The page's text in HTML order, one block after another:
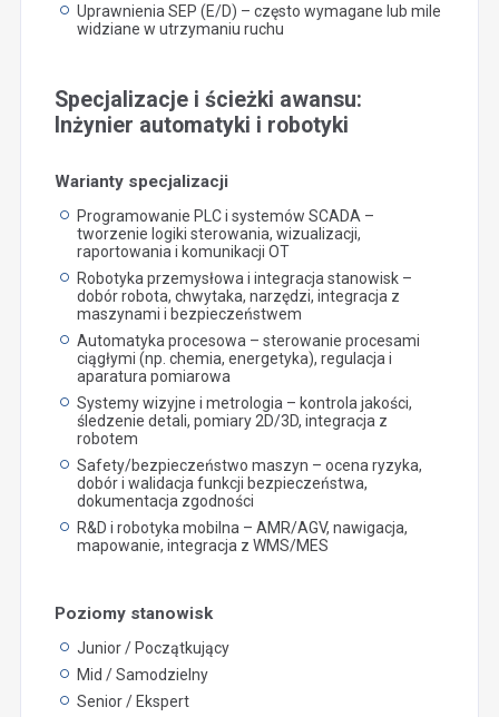
Uprawnienia SEP (E/D) – często wymagane lub mile
widziane w utrzymaniu ruchu
Specjalizacje i ścieżki awansu:
Inżynier automatyki i robotyki
Warianty specjalizacji
Programowanie PLC i systemów SCADA –
tworzenie logiki sterowania, wizualizacji,
raportowania i komunikacji OT
Robotyka przemysłowa i integracja stanowisk –
dobór robota, chwytaka, narzędzi, integracja z
maszynami i bezpieczeństwem
Automatyka procesowa – sterowanie procesami
ciągłymi (np. chemia, energetyka), regulacja i
aparatura pomiarowa
Systemy wizyjne i metrologia – kontrola jakości,
śledzenie detali, pomiary 2D/3D, integracja z
robotem
Safety/bezpieczeństwo maszyn – ocena ryzyka,
dobór i walidacja funkcji bezpieczeństwa,
dokumentacja zgodności
R&D i robotyka mobilna – AMR/AGV, nawigacja,
mapowanie, integracja z WMS/MES
Poziomy stanowisk
Junior / Początkujący
Mid / Samodzielny
Senior / Ekspert